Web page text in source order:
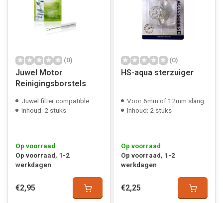
(0)
Juwel Motor
Reinigingsborstels
Juwel filter compatible
Inhoud: 2 stuks
Op voorraad
Op voorraad, 1-2
werkdagen
€2,95
(0)
HS-aqua sterzuiger
Voor 6mm of 12mm slang
Inhoud: 2 stuks
Op voorraad
Op voorraad, 1-2
werkdagen
€2,25